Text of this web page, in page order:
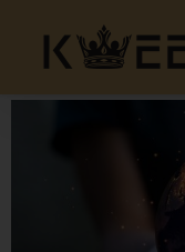
content